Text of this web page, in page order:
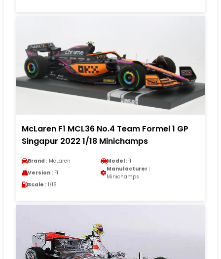
McLaren F1 MCL36 No.4 Team Formel 1 GP
Singapur 2022 1/18 Minichamps
Brand : McLaren Model :F1
Version : F1
Manufacturer :
Minichamps
Scale : 1/18